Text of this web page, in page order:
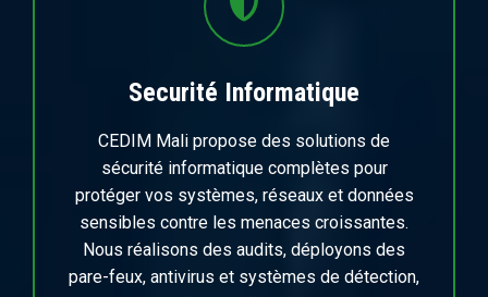
Securité Informatique
CEDIM Mali propose des solutions de
sécurité informatique complètes pour
protéger vos systèmes, réseaux et données
sensibles contre les menaces croissantes.
Nous réalisons des audits, déployons des
pare-feux, antivirus et systèmes de détection,